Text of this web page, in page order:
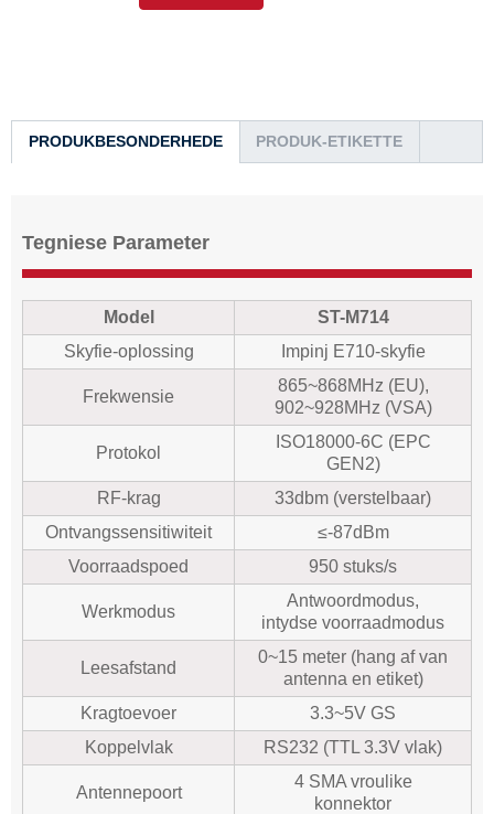
PRODUKBESONDERHEDE PRODUK-ETIKETTE
Tegniese Parameter
Model
ST-M714
Skyfie-oplossing
Impinj E710-skyfie
Frekwensie
865~868MHz (EU),
902~928MHz (VSA)
Protokol
ISO18000-6C (EPC
GEN2)
RF-krag
33dbm (verstelbaar)
Ontvangssensitiwiteit
≤-87dBm
Voorraadspoed
950 stuks/s
Werkmodus
Antwoordmodus,
intydse voorraadmodus
Leesafstand
0~15 meter (hang af van
antenna en etiket)
Kragtoevoer
3.3~5V GS
Koppelvlak
RS232 (TTL 3.3V vlak)
Antennepoort
4 SMA vroulike
konnektor